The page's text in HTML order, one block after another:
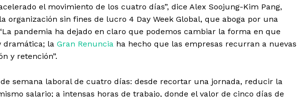
el movimiento de los cuatro días”, dice Alex Soojung-Kim Pang,
organización sin fines de lucro 4 Day Week Global, que aboga por una
pandemia ha dejado en claro que podemos cambiar la forma en que
dramática; la Gran Renuncia ha hecho que las empresas recurran a nuevas
y retención”.
semana laboral de cuatro días: desde recortar una jornada, reducir la
salario; a intensas horas de trabajo, donde el valor de cinco días de